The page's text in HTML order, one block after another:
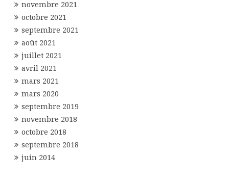
novembre 2021
octobre 2021
septembre 2021
août 2021
juillet 2021
avril 2021
mars 2021
mars 2020
septembre 2019
novembre 2018
octobre 2018
septembre 2018
juin 2014